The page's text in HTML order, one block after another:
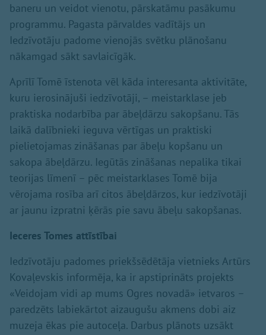
baneru un veidot vienotu, pārskatāmu pasākumu
programmu. Pagasta pārvaldes vadītājs un
Iedzīvotāju padome vienojās svētku plānošanu
nākamgad sākt savlaicīgāk.
Aprīlī Tomē īstenota vēl kāda interesanta aktivitāte,
kuru ierosinājuši iedzīvotāji, – meistarklase jeb
praktiska nodarbība par ābeļdārzu sakopšanu. Tās
laikā dalībnieki ieguva vērtīgas un praktiski
pielietojamas zināšanas par ābeļu kopšanu un
sakopa ābeļdārzu. Iegūtās zināšanas nepalika tikai
teorijas līmenī – pēc meistarklases Tomē bija
vērojama rosība arī citos ābeļdārzos, kur iedzīvotāji
ar jaunu izpratni ķērās pie savu ābeļu sakopšanas.
Ieceres Tomes attīstībai
Iedzīvotāju padomes priekšsēdētāja vietnieks Artūrs
Kovaļevskis informēja, ka ir apstiprināts projekts
«Veidojam vidi ap mums Ogres novadā» ietvaros –
paredzēts labiekārtot aizaugušu akmens dobi aiz
muzeja ēkas pie autoceļa. Darbus plānots uzsākt